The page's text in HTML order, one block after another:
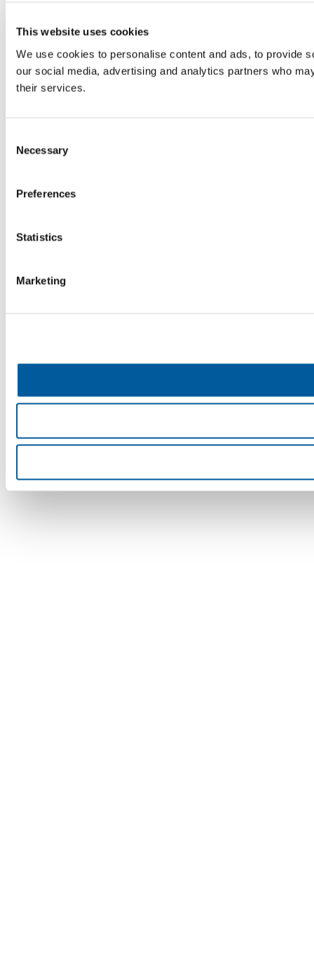
This website uses cookies
We use cookies to personalise content and ads, to provide
our social media, advertising and analytics partners who
their services.
Selection
Necessary
Preferences
Statistics
Marketing